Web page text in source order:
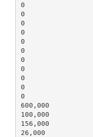
0
0
0
0
0
0
0
0
0
0
0
600,000
100,000
156,000
26,000